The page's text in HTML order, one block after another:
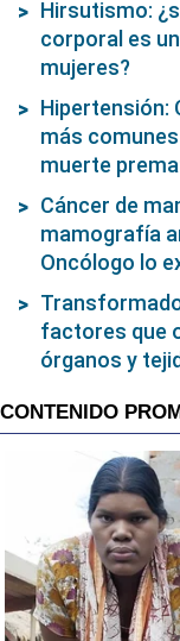
facial
Hirsutismo:
mujeres?
Hipertensión:
muerte
Cáncer de
Oncólogo lo
órganos y